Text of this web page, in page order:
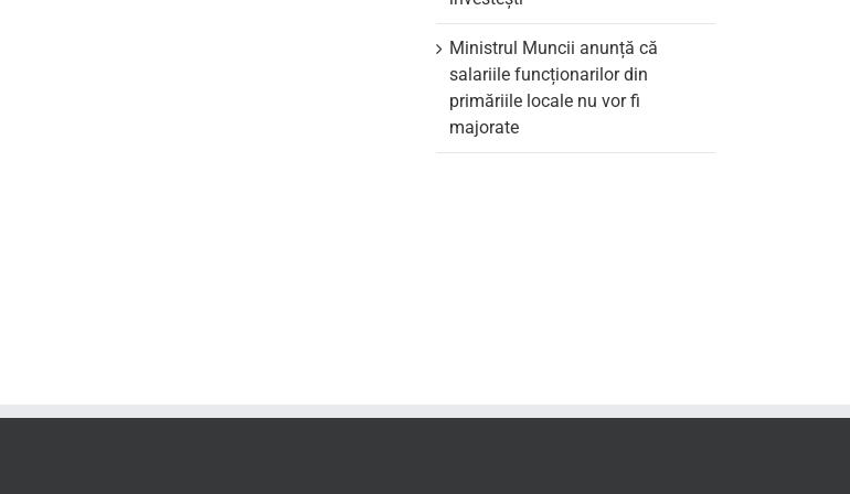
Ministrul Muncii anunță că
salariile funcționarilor din
primăriile locale nu vor fi
majorate